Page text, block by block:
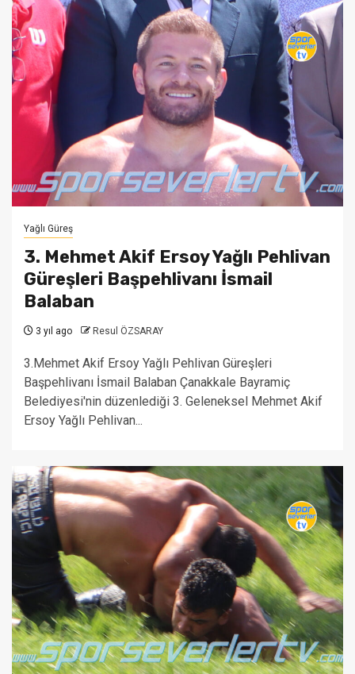
Yağlı Güreş
3. Mehmet Akif Ersoy Yağlı Pehlivan
Güreşleri Başpehlivanı İsmail
Balaban
3 yıl ago Resul ÖZSARAY
3.Mehmet Akif Ersoy Yağlı Pehlivan Güreşleri
Başpehlivanı İsmail Balaban Çanakkale Bayramiç
Belediyesi'nin düzenlediği 3. Geleneksel Mehmet Akif
Ersoy Yağlı Pehlivan...